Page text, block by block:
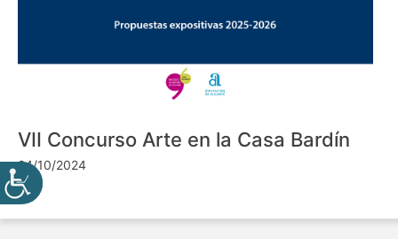
VII Concurso Arte en la Casa Bardín
24/10/2024